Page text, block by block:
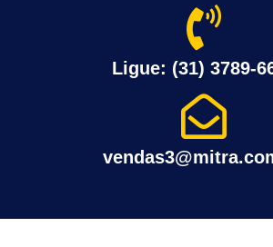
Ligue: (31) 3789-